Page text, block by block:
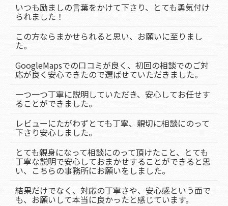
いつも励ましの言葉をかけて下さり、とても勇気付け
られました！
この方ならまかせられると思い、お願いに至りまし
た。
GoogleMapsでの口コミが良く、初回の相談でのご対
応が良く安心できたので選ばせていただきました。
一つ一つ丁寧に説明していただき、安心してお任せす
ることができました。
レビューにたがわずとても丁寧、親切に相談にのって
下さり安心しました。
とても親身になって相談にのって頂けたこと、とても
丁寧な説明で安心しておまかせすることができると思
い、こちらの事務所にお願いをしました。
結果だけでなく、対応の丁寧さや、安心感という面で
も、お願いして本当に良かったと感じています。